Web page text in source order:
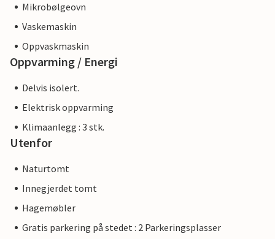
Mikrobølgeovn
Vaskemaskin
Oppvaskmaskin
Oppvarming / Energi
Delvis isolert.
Elektrisk oppvarming
Klimaanlegg : 3 stk.
Utenfor
Naturtomt
Innegjerdet tomt
Hagemøbler
Gratis parkering på stedet : 2 Parkeringsplasser